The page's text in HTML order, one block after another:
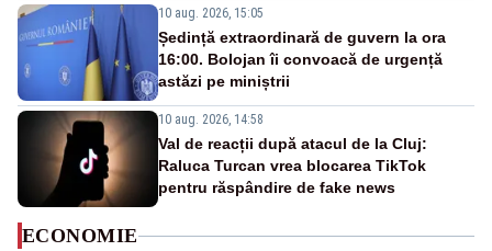
10 aug. 2026, 15:05
Ședință extraordinară de guvern la ora
16:00. Bolojan îi convoacă de urgență
astăzi pe miniștrii
10 aug. 2026, 14:58
Val de reacții după atacul de la Cluj:
Raluca Turcan vrea blocarea TikTok
pentru răspândire de fake news
ECONOMIE